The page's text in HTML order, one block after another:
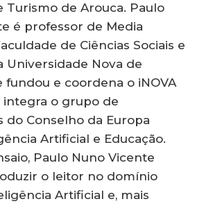
Turismo de Arouca. Paulo
é professor de Media
de Ciências Sociais e
Universidade Nova de
fundou e coordena o iNOVA
integra o grupo de
do Conselho da Europa
Artificial e Educação.
Paulo Nuno Vicente
o leitor no domínio
Artificial e, mais